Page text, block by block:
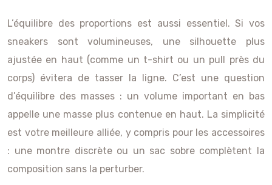
L’équilibre des proportions est aussi essentiel. Si vos
sneakers sont volumineuses, une silhouette plus
ajustée en haut (comme un t-shirt ou un pull près du
corps) évitera de tasser la ligne. C’est une question
d’équilibre des masses : un volume important en bas
appelle une masse plus contenue en haut. La simplicité
est votre meilleure alliée, y compris pour les accessoires
: une montre discrète ou un sac sobre complètent la
composition sans la perturber.